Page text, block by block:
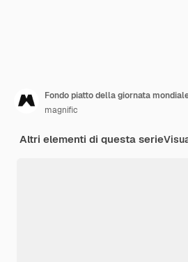
Fondo piatto della giornata
magnific
Altri elementi di questa serie